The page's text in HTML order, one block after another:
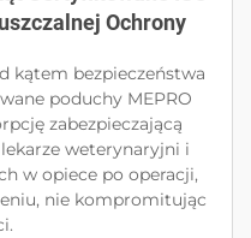
Ochrony
kątem bezpieczeństwa
poduchy MEPRO
zabezpieczającą
weterynaryjni i
w opiece po operacji,
nie kompromitując